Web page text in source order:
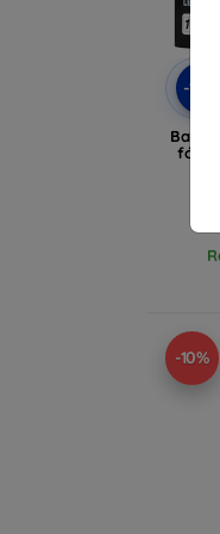
-10%
fólia
-10%